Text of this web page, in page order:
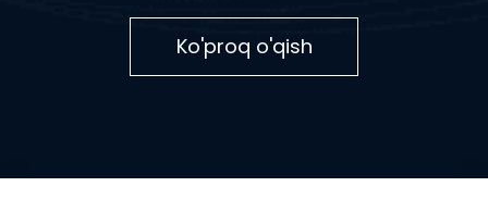
Ko'proq o'qish